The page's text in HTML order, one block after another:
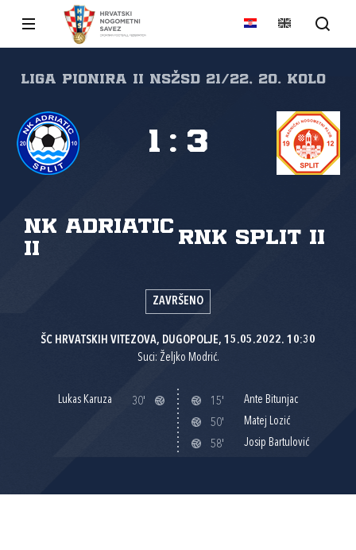
Liga pionira II NSŽSD 21/22, 20. kolo
NK Adriatic
II
RNK Split II
1 : 3
ZAVRŠENO
ŠC HRVATSKIH VITEZOVA, DUGOPOLJE, 15.05.2022. 10:30
Suci: Željko Modrić.
Lukas Karuza 30' 15'
Ante Bitunjac
50'
Matej Lozić
58'
Josip Bartulović